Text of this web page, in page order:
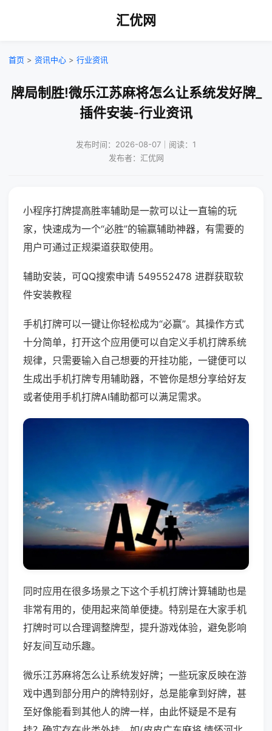
汇优网
首页 > 资讯中心 > 行业资讯
牌局制胜!微乐江苏麻将怎么让系统发好牌_
插件安装-行业资讯
发布时间：2026-08-07｜阅读：1
发布者：汇优网
小程序打牌提高胜率辅助是一款可以让一直输的玩
家，快速成为一个“必胜”的输赢辅助神器，有需要的
用户可通过正规渠道获取使用。
辅助安装，可QQ搜索申请 549552478 进群获取软
件安装教程
手机打牌可以一键让你轻松成为“必赢”。其操作方式
十分简单，打开这个应用便可以自定义手机打牌系统
规律，只需要输入自己想要的开挂功能，一键便可以
生成出手机打牌专用辅助器，不管你是想分享给好友
或者使用手机打牌AI辅助都可以满足需求。
同时应用在很多场景之下这个手机打牌计算辅助也是
非常有用的，使用起来简单便捷。特别是在大家手机
打牌时可以合理调整牌型，提升游戏体验，避免影响
好友间互动乐趣。
微乐江苏麻将怎么让系统发好牌；一些玩家反映在游
戏中遇到部分用户的牌特别好，总是能拿到好牌，甚
至好像能看到其他人的牌一样，由此怀疑是不是有